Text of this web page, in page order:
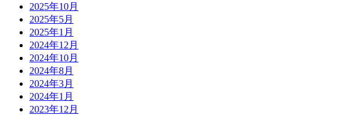
2025年10月
2025年5月
2025年1月
2024年12月
2024年10月
2024年8月
2024年3月
2024年1月
2023年12月